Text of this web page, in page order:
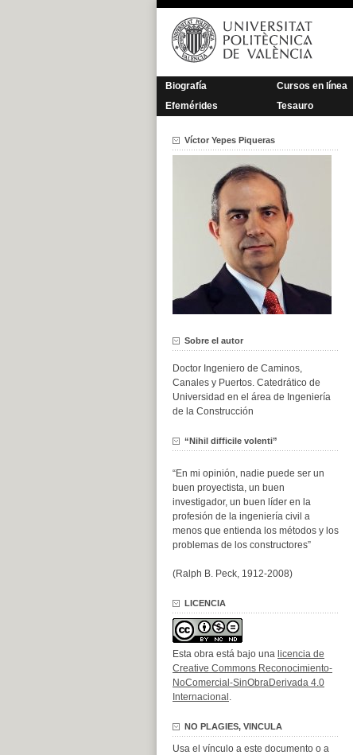
Saltar
contenido
Biografía Cursos en línea
Efemérides
Tesauro
Víctor Yepes Piqueras
Sobre el autor
Doctor Ingeniero de Caminos,
Canales y Puertos. Catedrático de
Universidad en el área de Ingeniería
de la Construcción
“Nihil difficile volenti”
“En mi opinión, nadie puede ser un
buen proyectista, un buen
investigador, un buen líder en la
profesión de la ingeniería civil a
menos que entienda los métodos y los
problemas de los constructores”
(Ralph B. Peck, 1912-2008)
LICENCIA
Esta obra está bajo una licencia de
Creative Commons Reconocimiento-
NoComercial-SinObraDerivada 4.0
Internacional .
NO PLAGIES, VINCULA
Usa el vínculo a este documento o a